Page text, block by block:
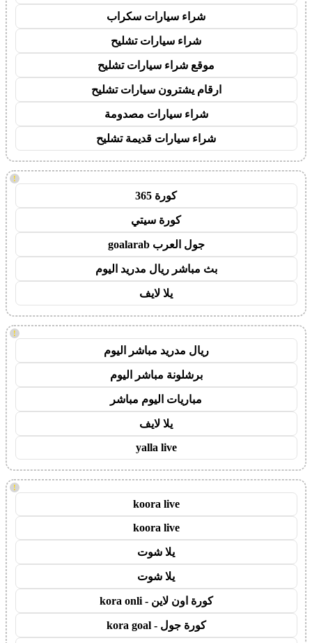
شراء سيارات سكراب
شراء سيارات تشليح
موقع شراء سيارات تشليح
ارقام يشترون سيارات تشليح
شراء سيارات مصدومة
شراء سيارات قديمة تشليح
!
كورة 365
كورة سيتي
جول العرب goalarab
بث مباشر ريال مدريد اليوم
يلا لايف
!
ريال مدريد مباشر اليوم
برشلونة مباشر اليوم
مباريات اليوم مباشر
يلا لايف
yalla live
!
koora live
koora live
يلا شوت
يلا شوت
كورة اون لاين - kora onli
كورة جول - kora goal